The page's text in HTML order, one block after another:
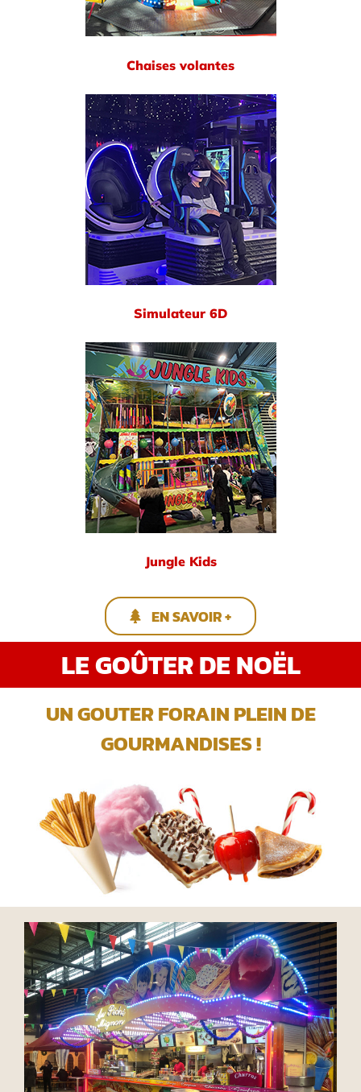
Chaises volantes
Simulateur 6D
Jungle Kids
EN SAVOIR +
LE GOÛTER DE NOËL
UN GOUTER FORAIN PLEIN DE
GOURMANDISES !